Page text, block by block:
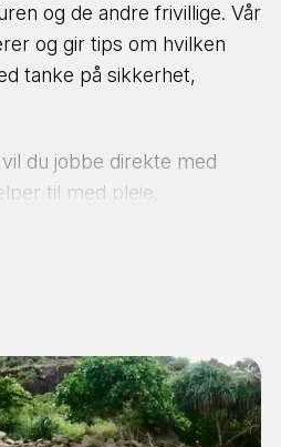
og de andre frivillige. Vår
og gir tips om hvilken
tanke på sikkerhet,
du jobbe direkte med
til med pleie,
tar del i arbeidet på
blant annet er
av å overvåke
og utsetting av